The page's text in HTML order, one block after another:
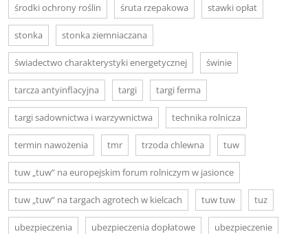
środki ochrony roślin śruta rzepakowa stawki opłat
stonka stonka ziemniaczana
świadectwo charakterystyki energetycznej świnie
tarcza antyinflacyjna targi targi ferma
targi sadownictwa i warzywnictwa technika rolnicza
termin nawożenia tmr trzoda chlewna tuw
tuw „tuw” na europejskim forum rolniczym w jasionce
tuw „tuw” na targach agrotech w kielcach tuw tuw tuz
ubezpieczenia ubezpieczenia dopłatowe ubezpieczenie